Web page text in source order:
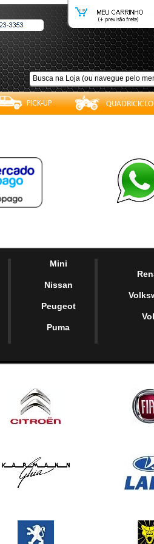
Mini
Nissan
Peugeot
Puma